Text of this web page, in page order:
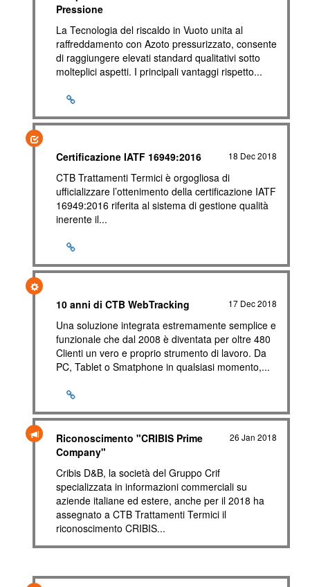
Pressione
La Tecnologia del riscaldo in Vuoto unita al
raffreddamento con Azoto pressurizzato, consente
di raggiungere elevati standard qualitativi sotto
molteplici aspetti. I principali vantaggi rispetto...
18 Dec 2018
Certificazione IATF 16949:2016
CTB Trattamenti Termici è orgogliosa di
ufficializzare l’ottenimento della certificazione IATF
16949:2016 riferita al sistema di gestione qualità
inerente il...
17 Dec 2018
10 anni di CTB WebTracking
Una soluzione integrata estremamente semplice e
funzionale che dal 2008 è diventata per oltre 480
Clienti un vero e proprio strumento di lavoro. Da
PC, Tablet o Smatphone in qualsiasi momento,...
26 Jan 2018
Riconoscimento "CRIBIS Prime
Company"
Cribis D&B, la società del Gruppo Crif
specializzata in informazioni commerciali su
aziende italiane ed estere, anche per il 2018 ha
assegnato a CTB Trattamenti Termici il
riconoscimento CRIBIS...